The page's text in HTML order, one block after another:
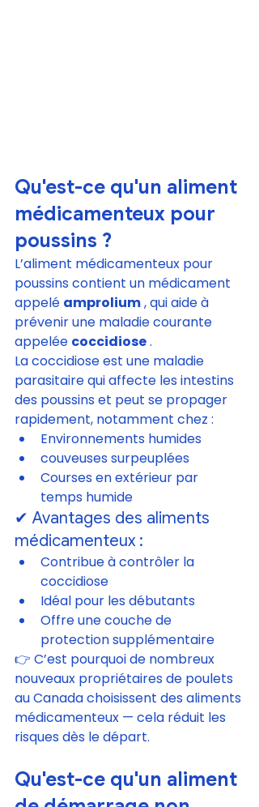
Qu'est-ce qu'un aliment
médicamenteux pour
poussins ?
L’aliment médicamenteux pour
poussins contient un médicament
appelé amprolium , qui aide à
prévenir une maladie courante
appelée coccidiose .
La coccidiose est une maladie
parasitaire qui affecte les intestins
des poussins et peut se propager
rapidement, notamment chez :
Environnements humides
couveuses surpeuplées
Courses en extérieur par
temps humide
✔ Avantages des aliments
médicamenteux :
Contribue à contrôler la
coccidiose
Idéal pour les débutants
Offre une couche de
protection supplémentaire
👉 C’est pourquoi de nombreux
nouveaux propriétaires de poulets
au Canada choisissent des aliments
médicamenteux — cela réduit les
risques dès le départ.
Qu'est-ce qu'un aliment